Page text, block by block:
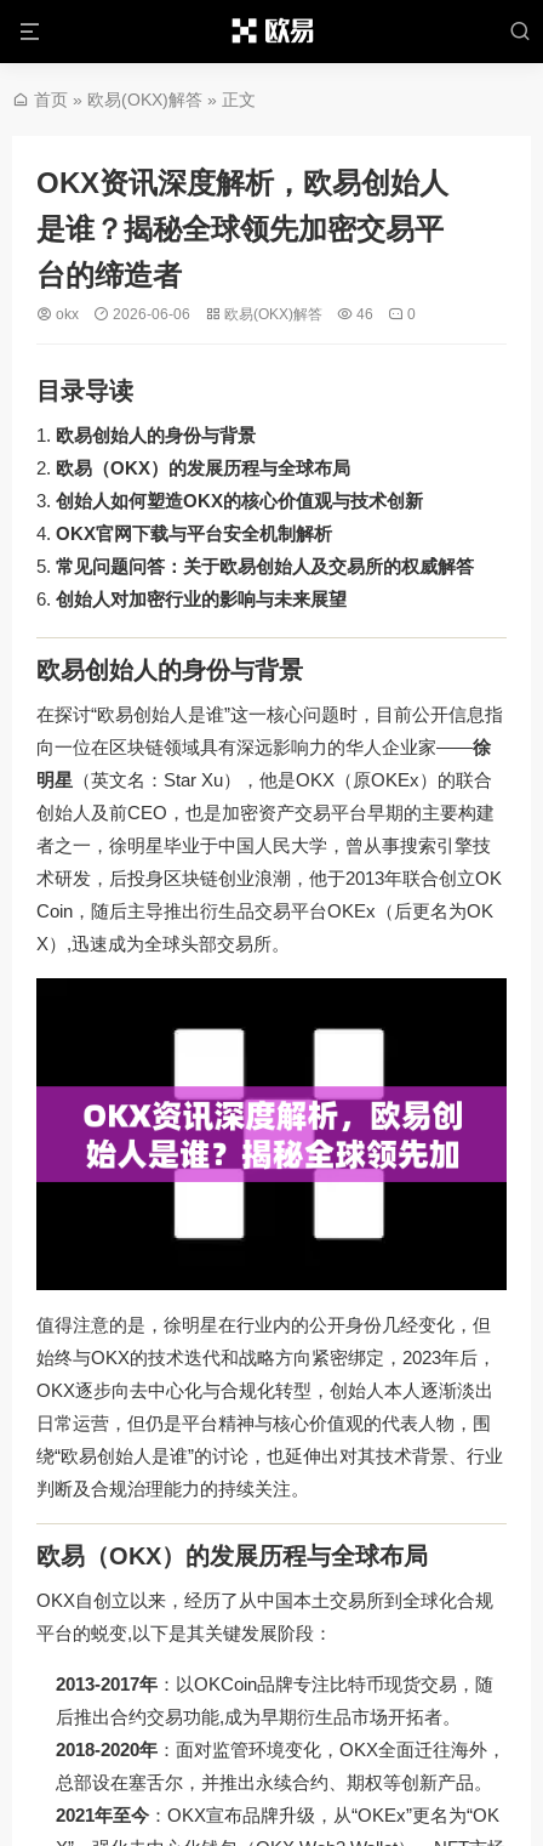
首页 » 欧易(OKX)解答 » 正文
OKX资讯深度解析，欧易创始人
是谁？揭秘全球领先加密交易平
台的缔造者
okx 2026-06-06 欧易(OKX)解答 46 0
目录导读
欧易创始人的身份与背景
欧易（OKX）的发展历程与全球布局
创始人如何塑造OKX的核心价值观与技术创新
OKX官网下载与平台安全机制解析
常见问题问答：关于欧易创始人及交易所的权威解答
创始人对加密行业的影响与未来展望
欧易创始人的身份与背景
在探讨“欧易创始人是谁”这一核心问题时，目前公开信息指
向一位在区块链领域具有深远影响力的华人企业家——徐
明星 （英文名：Star Xu），他是OKX（原OKEx）的联合
创始人及前CEO，也是加密资产交易平台早期的主要构建
者之一，徐明星毕业于中国人民大学，曾从事搜索引擎技
术研发，后投身区块链创业浪潮，他于2013年联合创立OK
Coin，随后主导推出衍生品交易平台OKEx（后更名为OK
X）,迅速成为全球头部交易所。
值得注意的是，徐明星在行业内的公开身份几经变化，但
始终与OKX的技术迭代和战略方向紧密绑定，2023年后，
OKX逐步向去中心化与合规化转型，创始人本人逐渐淡出
日常运营，但仍是平台精神与核心价值观的代表人物，围
绕“欧易创始人是谁”的讨论，也延伸出对其技术背景、行业
判断及合规治理能力的持续关注。
欧易（OKX）的发展历程与全球布局
OKX自创立以来，经历了从中国本土交易所到全球化合规
平台的蜕变,以下是其关键发展阶段：
2013-2017年 ：以OKCoin品牌专注比特币现货交易，随
后推出合约交易功能,成为早期衍生品市场开拓者。
2018-2020年 ：面对监管环境变化，OKX全面迁往海外，
总部设在塞舌尔，并推出永续合约、期权等创新产品。
2021年至今 ：OKX宣布品牌升级，从“OKEx”更名为“OK